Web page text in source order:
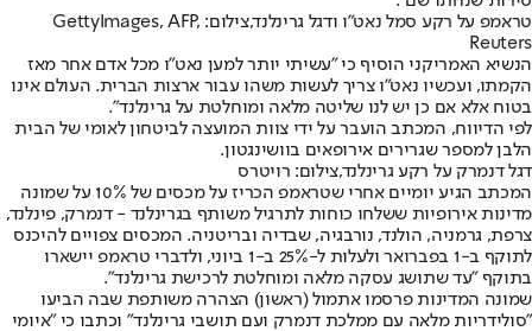
טראמפ על רקע סמל נאט"ו ודגל גרינלנד,צילום: GettyImages, AFP,
Reuters
הנשיא האמריקני הוסיף כי ״עשיתי יותר למען נאט״ו מכל אדם אחר מאז
הקמתו, ועכשיו נאט״ו צריך לעשות משהו עבור ארצות הברית. העולם אינו
בטוח אלא אם כן יש לנו שליטה מלאה ומוחלטת על גרינלנד״.
לפי הדיווח, המכתב הועבר על ידי צוות המועצה לביטחון לאומי של הבית
הלבן למספר שגרירים אירופאים בוושינגטון.
דגל דנמרק על רקע גרינלנד,צילום: רויטרס
המכתב הגיע יומיים אחרי שטראמפ הכריז על מכסים של 10% על שמונה
מדינות אירופיות ששלחו כוחות לתרגיל משותף בגרינלנד - דנמרק, פינלנד,
צרפת, גרמניה, הולנד, נורבגיה, שבדיה ובריטניה. המכסים צפויים להיכנס
לתוקף ב-1 בפברואר ולעלות ל-25% ב-1 ביוני, ולדברי טראמפ יישארו
בתוקף ״עד שתושג עסקה מלאה ומוחלטת לרכישת גרינלנד״.
שמונה המדינות פרסמו אתמול (ראשון) הצהרה משותפת שבה הביעו
״סולידריות מלאה עם ממלכת דנמרק ועם תושבי גרינלנד״ וכתבו כי ״איומי